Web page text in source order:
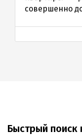
совершенно
Быстрый поиск